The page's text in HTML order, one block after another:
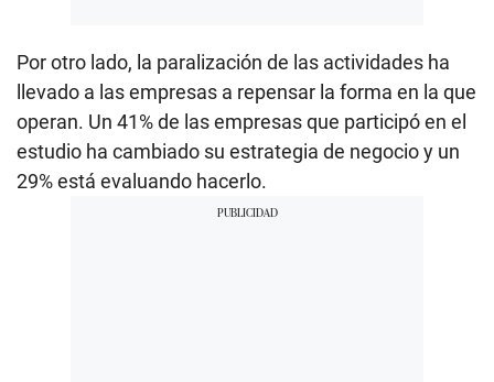
Por otro lado, la paralización de las actividades ha
llevado a las empresas a repensar la forma en la que
operan. Un 41% de las empresas que participó en el
estudio ha cambiado su estrategia de negocio y un
29% está evaluando hacerlo.